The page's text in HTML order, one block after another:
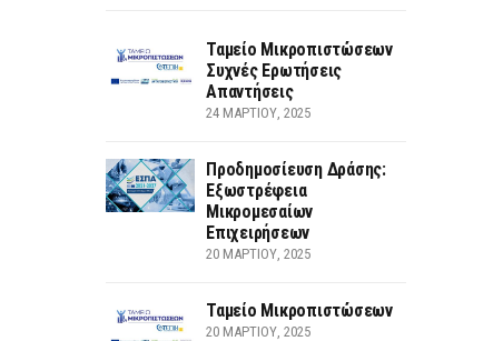
Ταμείο Μικροπιστώσεων
Συχνές Ερωτήσεις
Απαντήσεις
24 ΜΑΡΤΊΟΥ, 2025
Προδημοσίευση Δράσης:
Εξωστρέφεια
Μικρομεσαίων
Επιχειρήσεων
20 ΜΑΡΤΊΟΥ, 2025
Ταμείο Μικροπιστώσεων
20 ΜΑΡΤΊΟΥ, 2025